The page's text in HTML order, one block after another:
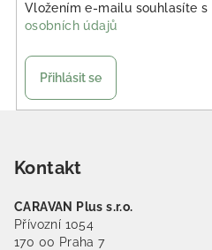
Vložením e-mailu souhlasíte s
osobních údajů
Přihlásit se
Kontakt
CARAVAN Plus s.r.o.
Přívozní 1054
170 00 Praha 7